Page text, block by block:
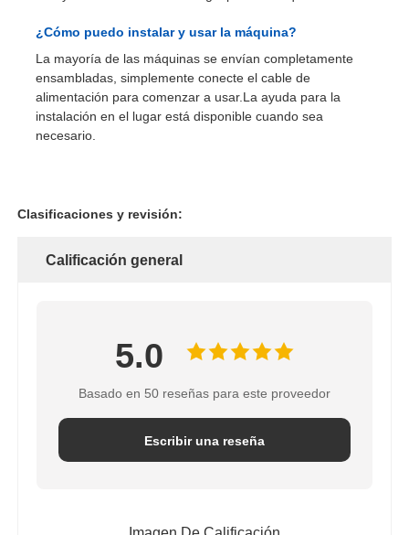
¿Cómo puedo instalar y usar la máquina?
La mayoría de las máquinas se envían completamente
ensambladas, simplemente conecte el cable de
alimentación para comenzar a usar.La ayuda para la
instalación en el lugar está disponible cuando sea
necesario.
Clasificaciones y revisión:
Calificación general
5.0
Basado en 50 reseñas para este proveedor
Escribir una reseña